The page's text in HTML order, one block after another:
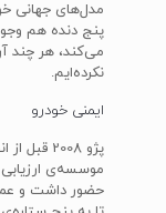
پنج دنده هم
نکرده‌ایم.
ایمنی خودرو
پژو
حضور داشت و